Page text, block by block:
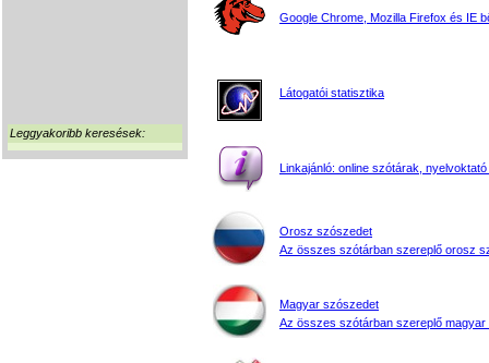
Leggyakoribb keresések:
Google Chrome, Mozilla Firefox és IE
Látogatói statisztika
Linkajánló: online szótárak, nyelvoktató
Orosz szószedet
Az összes szótárban szereplő orosz
Magyar szószedet
Az összes szótárban szereplő magyar